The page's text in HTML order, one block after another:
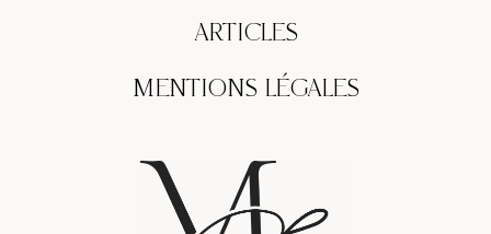
ARTICLES
MENTIONS LÉGALES